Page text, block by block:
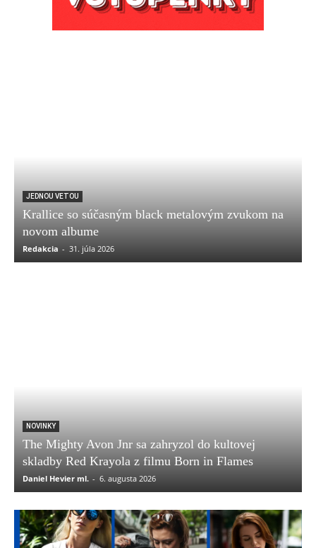
JEDNOU VETOU
Krallice so súčasným black metalovým zvukom na
novom albume
Redakcia - 31. júla 2026
NOVINKY
The Mighty Avon Jnr sa zahryzol do kultovej
skladby Red Krayola z filmu Born in Flames
Daniel Hevier ml. - 6. augusta 2026